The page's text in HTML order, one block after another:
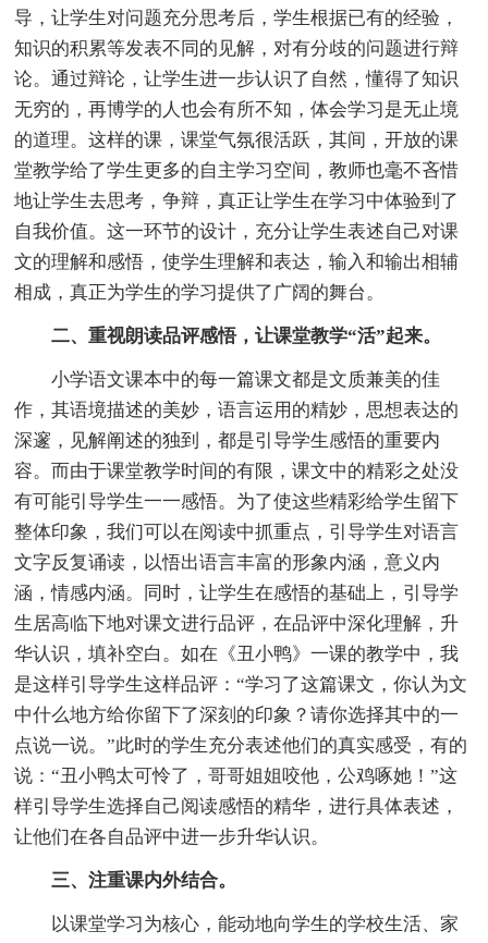
导，让学生对问题充分思考后，学生根据已有的经验，
知识的积累等发表不同的见解，对有分歧的问题进行辩
论。通过辩论，让学生进一步认识了自然，懂得了知识
无穷的，再博学的人也会有所不知，体会学习是无止境
的道理。这样的课，课堂气氛很活跃，其间，开放的课
堂教学给了学生更多的自主学习空间，教师也毫不吝惜
地让学生去思考，争辩，真正让学生在学习中体验到了
自我价值。这一环节的设计，充分让学生表述自己对课
文的理解和感悟，使学生理解和表达，输入和输出相辅
相成，真正为学生的学习提供了广阔的舞台。
二、重视朗读品评感悟，让课堂教学“活”起来。
小学语文课本中的每一篇课文都是文质兼美的佳
作，其语境描述的美妙，语言运用的精妙，思想表达的
深邃，见解阐述的独到，都是引导学生感悟的重要内
容。而由于课堂教学时间的有限，课文中的精彩之处没
有可能引导学生一一感悟。为了使这些精彩给学生留下
整体印象，我们可以在阅读中抓重点，引导学生对语言
文字反复诵读，以悟出语言丰富的形象内涵，意义内
涵，情感内涵。同时，让学生在感悟的基础上，引导学
生居高临下地对课文进行品评，在品评中深化理解，升
华认识，填补空白。如在《丑小鸭》一课的教学中，我
是这样引导学生这样品评：“学习了这篇课文，你认为文
中什么地方给你留下了深刻的印象？请你选择其中的一
点说一说。”此时的学生充分表述他们的真实感受，有的
说：“丑小鸭太可怜了，哥哥姐姐咬他，公鸡啄她！”这
样引导学生选择自己阅读感悟的精华，进行具体表述，
让他们在各自品评中进一步升华认识。
三、注重课内外结合。
以课堂学习为核心，能动地向学生的学校生活、家